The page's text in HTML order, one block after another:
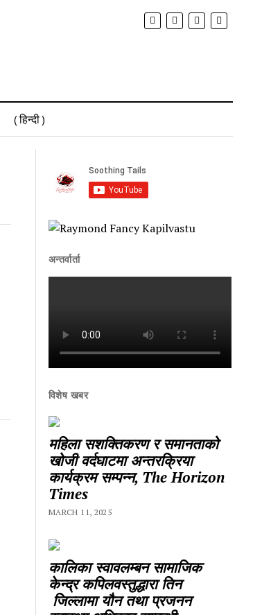
( हिन्दी )
अन्तर्वार्ता
विशेष खबर
महिला सशक्तिकरण र समानताको
खोजी वर्दघाटमा अन्तरक्रिया
कार्यक्रम सम्पन्न, The Horizon
Times
MARCH 11, 2025
कालिका स्वावलम्बन सामाजिक
केन्द्र कपिलवस्तुद्धारा तिन
जिल्लामा यौन तथा प्रजनन